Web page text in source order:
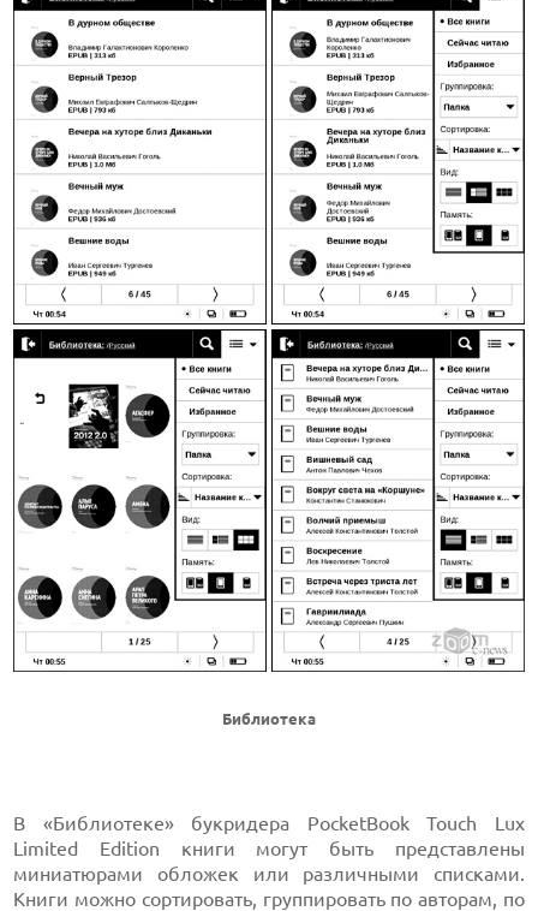
Библиотека
В «Библиотеке» букридера PocketBook Touch Lux
Limited Edition книги могут быть представлены
миниатюрами обложек или различными списками.
Книги можно сортировать, группировать по авторам, по